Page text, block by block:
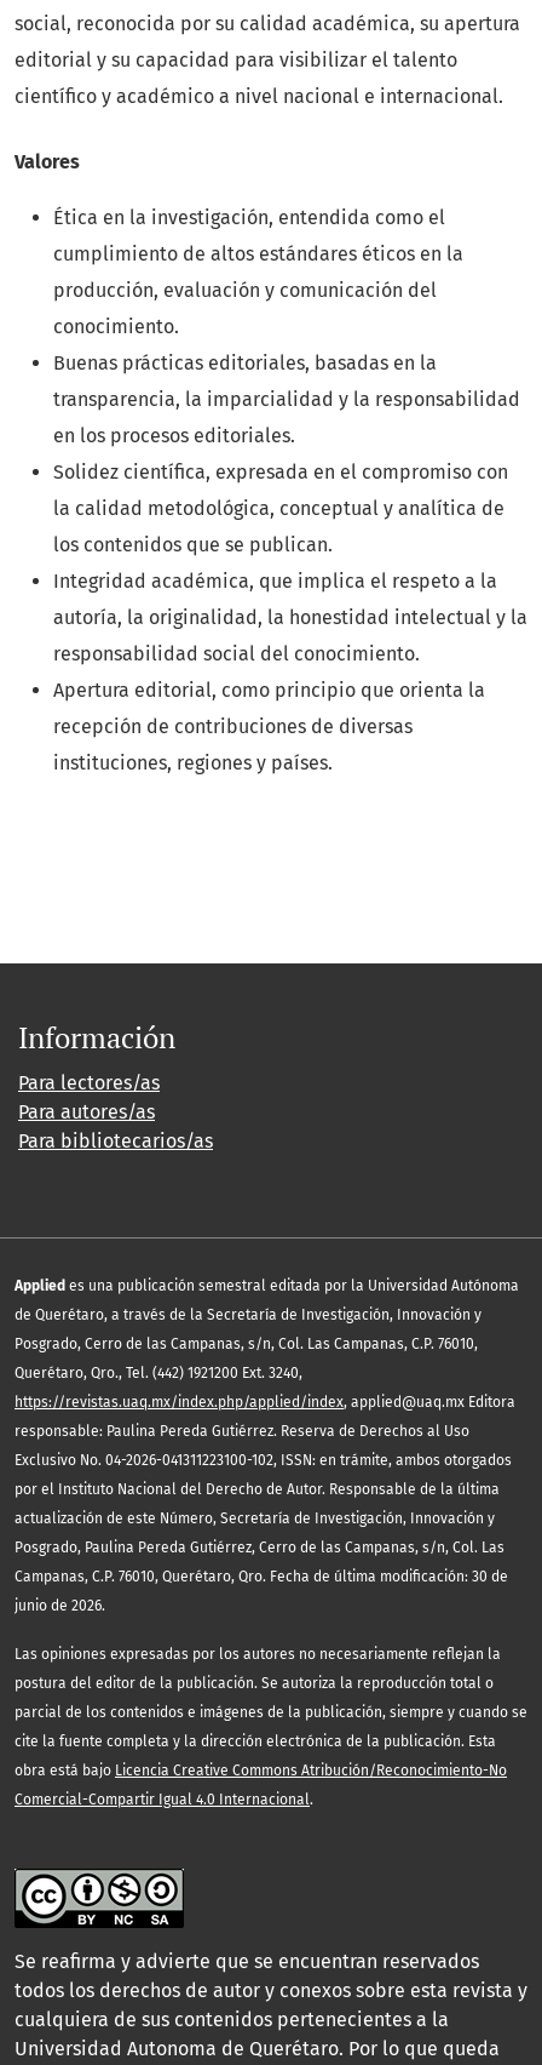
social, reconocida por su calidad académica, su apertura
editorial y su capacidad para visibilizar el talento
científico y académico a nivel nacional e internacional.
Valores
Ética en la investigación, entendida como el
cumplimiento de altos estándares éticos en la
producción, evaluación y comunicación del
conocimiento.
Buenas prácticas editoriales, basadas en la
transparencia, la imparcialidad y la responsabilidad
en los procesos editoriales.
Solidez científica, expresada en el compromiso con
la calidad metodológica, conceptual y analítica de
los contenidos que se publican.
Integridad académica, que implica el respeto a la
autoría, la originalidad, la honestidad intelectual y la
responsabilidad social del conocimiento.
Apertura editorial, como principio que orienta la
recepción de contribuciones de diversas
instituciones, regiones y países.
Información
Para lectores/as
Para autores/as
Para bibliotecarios/as
Applied es una publicación semestral editada por la Universidad Autónoma
de Querétaro, a través de la Secretaría de Investigación, Innovación y
Posgrado, Cerro de las Campanas, s/n, Col. Las Campanas, C.P. 76010,
Querétaro, Qro., Tel. (442) 1921200 Ext. 3240,
https://revistas.uaq.mx/index.php/applied/index, applied@uaq.mx Editora
responsable: Paulina Pereda Gutiérrez. Reserva de Derechos al Uso
Exclusivo No. 04-2026-041311223100-102, ISSN: en trámite, ambos otorgados
por el Instituto Nacional del Derecho de Autor. Responsable de la última
actualización de este Número, Secretaría de Investigación, Innovación y
Posgrado, Paulina Pereda Gutiérrez, Cerro de las Campanas, s/n, Col. Las
Campanas, C.P. 76010, Querétaro, Qro. Fecha de última modificación: 30 de
junio de 2026.
Las opiniones expresadas por los autores no necesariamente reflejan la
postura del editor de la publicación. Se autoriza la reproducción total o
parcial de los contenidos e imágenes de la publicación, siempre y cuando se
cite la fuente completa y la dirección electrónica de la publicación. Esta
obra está bajo Licencia Creative Commons Atribución/Reconocimiento-No
Comercial-Compartir Igual 4.0 Internacional.
Se reafirma y advierte que se encuentran reservados
todos los derechos de autor y conexos sobre esta revista y
cualquiera de sus contenidos pertenecientes a la
Universidad Autonoma de Querétaro. Por lo que queda